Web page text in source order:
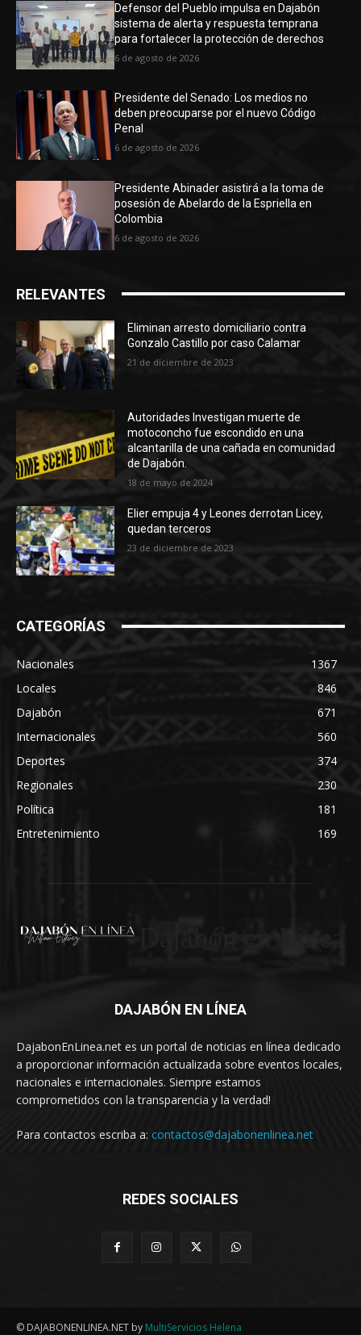
Defensor del Pueblo impulsa en Dajabón
sistema de alerta y respuesta temprana
para fortalecer la protección de derechos
6 de agosto de 2026
Presidente del Senado: Los medios no
deben preocuparse por el nuevo Código
Penal
6 de agosto de 2026
Presidente Abinader asistirá a la toma de
posesión de Abelardo de la Espriella en
Colombia
6 de agosto de 2026
RELEVANTES
Eliminan arresto domiciliario contra
Gonzalo Castillo por caso Calamar
21 de diciembre de 2023
Autoridades Investigan muerte de
motoconcho fue escondido en una
alcantarilla de una cañada en comunidad
de Dajabón.
18 de mayo de 2024
Elier empuja 4 y Leones derrotan Licey,
quedan terceros
23 de diciembre de 2023
CATEGORÍAS
Nacionales
1367
Locales
846
Dajabón
671
Internacionales
560
Deportes
374
Regionales
230
Política
181
Entretenimiento
169
DAJABÓN EN LÍNEA
DajabonEnLinea.net es un portal de noticias en línea dedicado
a proporcionar información actualizada sobre eventos locales,
nacionales e internacionales. Siempre estamos
comprometidos con la transparencia y la verdad!
Para contactos escriba a: contactos@dajabonenlinea.net
REDES SOCIALES
© DAJABONENLINEA.NET by MultiServicios Helena